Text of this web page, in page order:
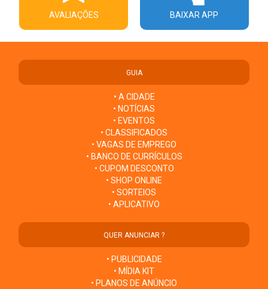
AVALIAÇÕES BAIXAR APP
GUIA
• A CIDADE
• NOTÍCIAS
• EVENTOS
• CLASSIFICADOS
• VAGAS DE EMPREGO
• BANCO DE CURRÍCULOS
• CUPOM DESCONTO
• SHOP ONLINE
• SORTEIOS
• APLICATIVO
QUER ANUNCIAR ?
• PUBLICIDADE
• MÍDIA KIT
• PLANOS DE ANÚNCIO